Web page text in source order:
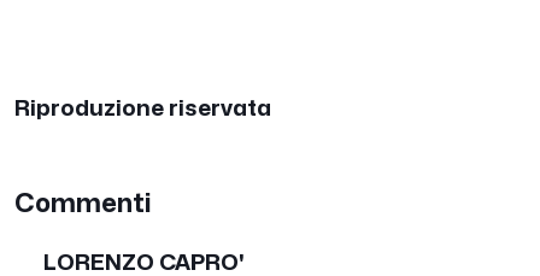
Riproduzione riservata
Commenti
LORENZO CAPRO'